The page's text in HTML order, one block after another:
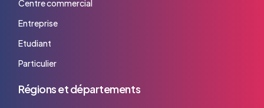
Centre commercial
Entreprise
Etudiant
Particulier
Régions et départements